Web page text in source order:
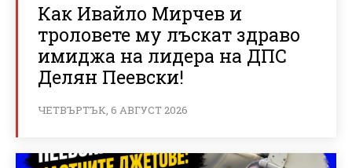
Как Ивайло Мирчев и
троловете му лъскат здраво
имиджа на лидера на ДПС
Делян Пеевски!
ЧЕТВЪРТЪК, 6 АВГУСТ 2026